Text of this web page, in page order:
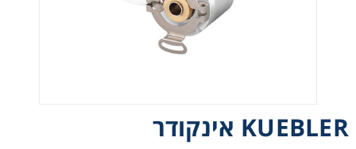
KUEBLER אינקודר
רצועות וי, רצועות תזמון וגלגלים